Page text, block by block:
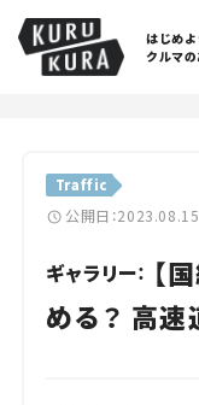
はじめよ
クルマの
Traffic
公開日：2023.08.15
ギャラリー： 【
める？ 高速
Cars
Lifestyle
Traffic